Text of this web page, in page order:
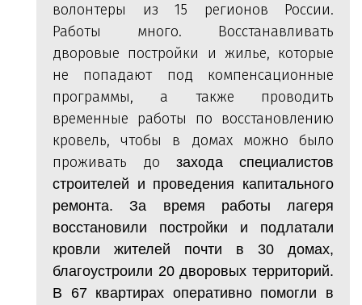
волонтеры из 15 регионов России.
Работы много. Восстанавливать
дворовые постройки и жилье, которые
не попадают под компенсационные
программы, а также проводить
временные работы по восстановлению
кровель, чтобы в домах можно было
проживать до захода специалистов
строителей и проведения капитального
ремонта. За время работы лагеря
восстановили постройки и подлатали
кровли жителей почти в 30 домах,
благоустроили 20 дворовых территорий.
В 67 квартирах оперативно помогли в